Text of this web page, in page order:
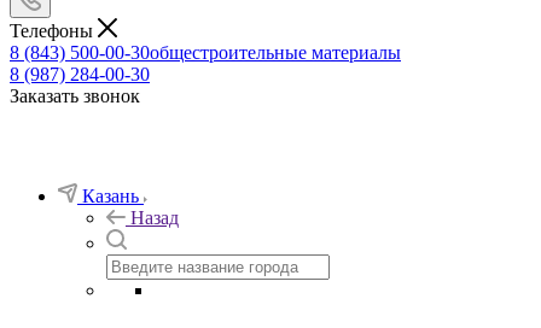
Телефоны
8 (843) 500-00-30общестроительные материалы
8 (987) 284-00-30
Заказать звонок
Казань
Назад